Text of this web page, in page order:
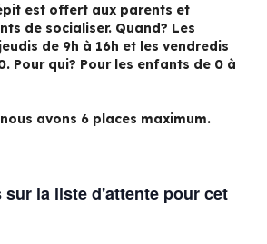
est offert aux parents et
de socialiser. Quand? Les
de 9h à 16h et les vendredis
Pour qui? Pour les enfants de 0 à
avons 6 places maximum.
sur la liste d'attente pour cet